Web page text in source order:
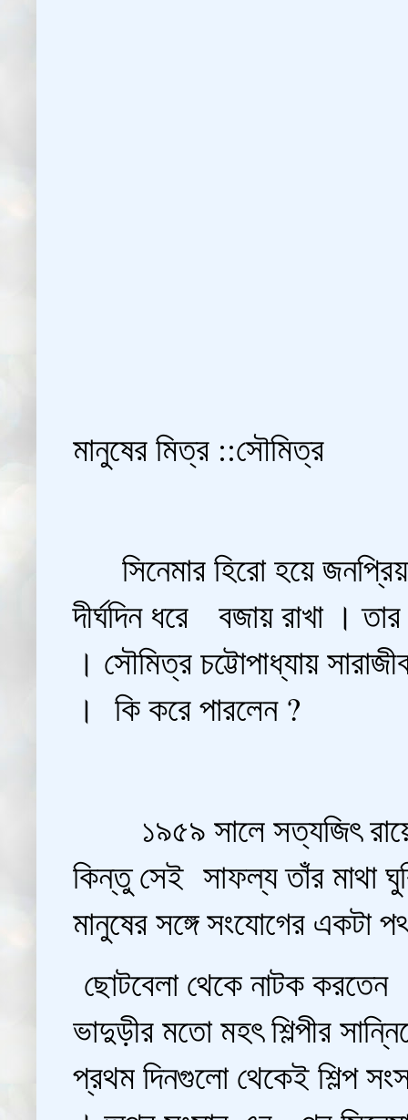
মানুষের মিত্র ::সৌমিত্র
সিনেমার হিরো হয়ে
দীর্ঘদিন ধরে বজায় রাখা ।
। সৌমিত্র চট্টোপাধ্যায়
। কি করে পারলেন ?
১৯৫৯ সালে সত্যজিৎ
কিন্তু সেই সাফল্য তাঁর মাথা
মানুষের সঙ্গে সংযোগের একটা
ছোটবেলা থেকে নাটক করতেন
ভাদুড়ীর মতো মহৎ শিল্পীর
প্রথম দিনগুলো থেকেই শিল্প